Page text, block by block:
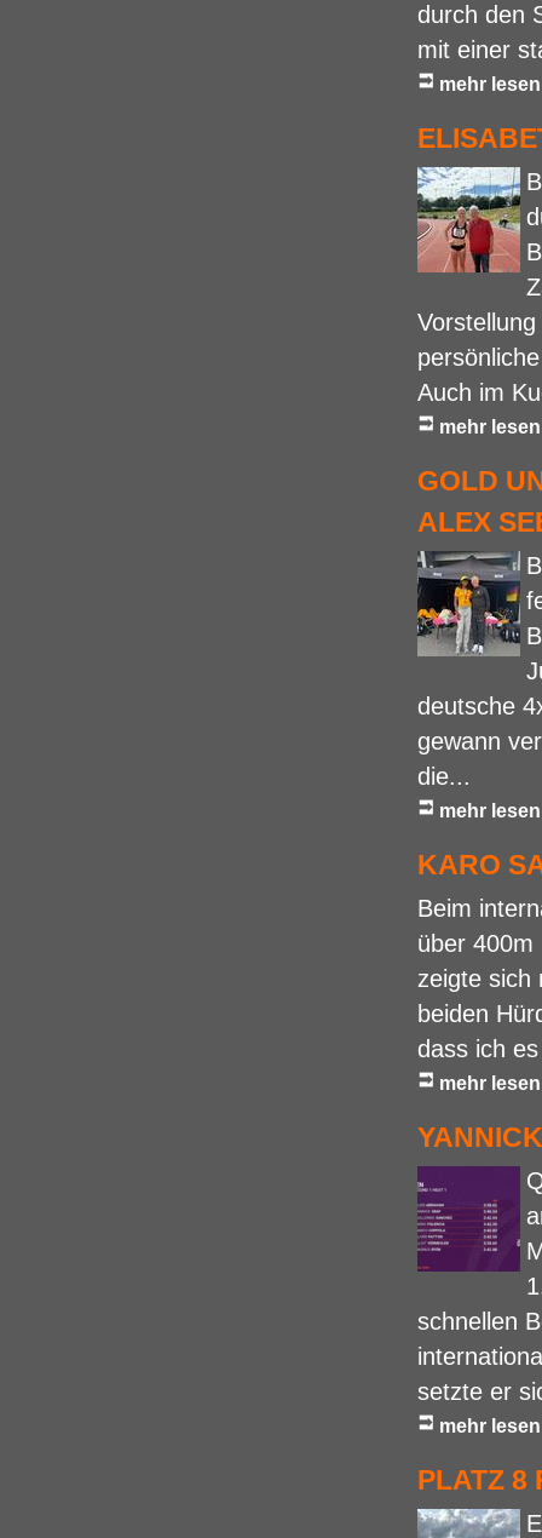
durch den
mit einer
mehr lesen
Auch im
mehr lesen
GOLD
ALEX
deutsche
gewann
die...
mehr lesen
KARO
Beim
über 400m
zeigte sich
beiden
dass ich
mehr lesen
schnellen
setzte er
mehr lesen
PLATZ 8